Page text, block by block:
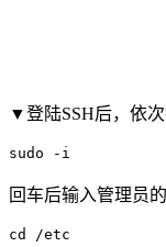
▼登陆SSH后，依次
sudo -i
回车后输入管理员
cd /etc